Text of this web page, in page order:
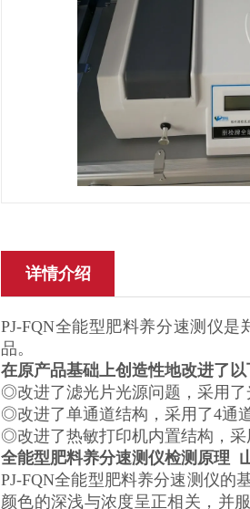
详情介绍
PJ-FQN全能型肥料养分速测仪
品。
在原产品基础上创造性地改进了以
◎改进了滤光片光源问题，采用了
◎改进了单通道结构，采用了4通
◎改进了热敏打印机内置结构，采
全能型肥料养分速测仪检测原理
PJ-FQN全能型肥料养分速测仪的
颜色的深浅与浓度呈正相关，并